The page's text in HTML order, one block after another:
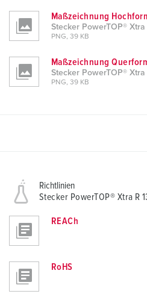
Maßzeichnung
Stecker PowerTOP® Xtra
PNG, 39 KB
Maßzeichnung
Stecker PowerTOP® Xtra
PNG, 39 KB
Richtlinien
Stecker PowerTOP® Xtra R
REACh
RoHS